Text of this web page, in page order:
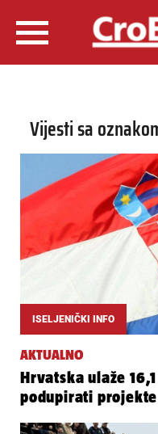
Vijesti sa
ISELJENIČKI INFO
AKTUALNO
Hrvatska ulaže
podupirati